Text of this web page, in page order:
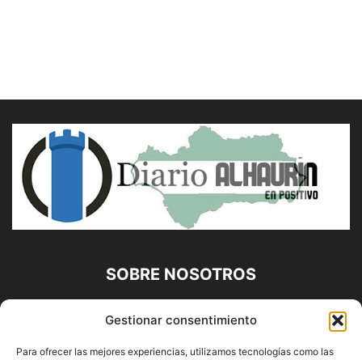
Gestionar consentimiento
Para ofrecer las mejores experiencias, utilizamos tecnologías como las
SOBRE NOSOTROS
Diario Alhaurín (www.alhaurindelatorre.com) Propiedad de
Francisco E. López López | 639 95 71 95 | Noticias de
Alhaurín de la Torre, Málaga y Provincia|